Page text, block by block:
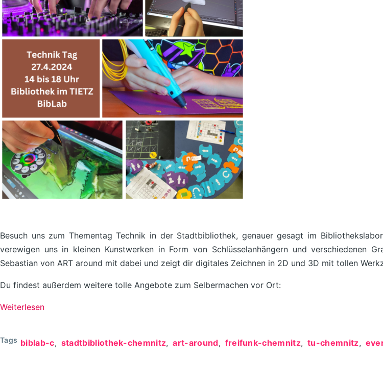
Besuch uns zum Thementag Technik in der Stadtbibliothek, genauer gesagt im
verewigen uns in kleinen Kunstwerken in Form von Schlüsselanhängern und verschiedenen
Sebastian von ART around mit dabei und zeigt dir digitales Zeichnen in 2D und 3D mit tollen
Du findest außerdem weitere tolle Angebote zum Selbermachen vor Ort:
Weiterlesen
//
Tags biblab-c stadtbibliothek-chemnitz art-around freifunk-chemnitz tu-chemnitz